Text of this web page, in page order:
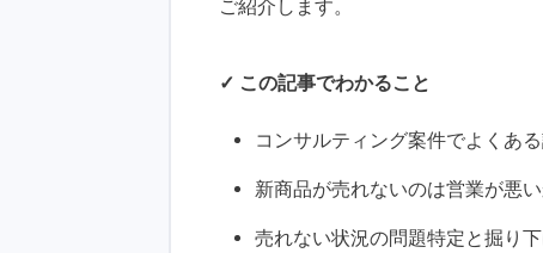
ご紹介します。
✓ この記事でわかること
コンサルティング案件でよくあ
新商品が売れないのは営業が悪い
売れない状況の問題特定と掘り